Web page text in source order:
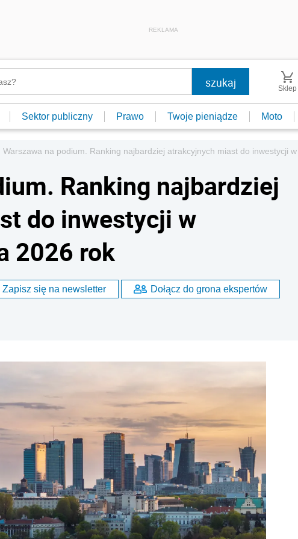
REKLAMA
Sklep
Sektor publiczny Prawo Twoje pieniądze Moto
Warszawa na podium. Ranking najbardziej atrakcyjnych miast do inwestycji
Ranking najbardziej
do inwestycji w
2026 rok
Zapisz się na newsletter Dołącz do grona ekspertów